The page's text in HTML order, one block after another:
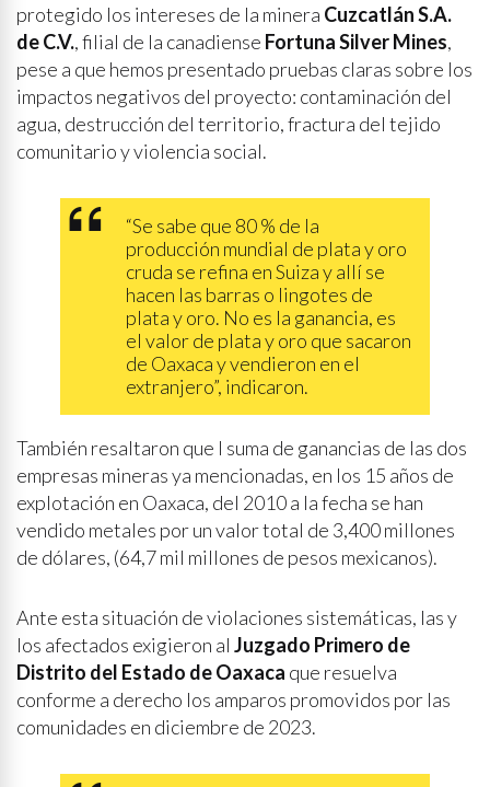
protegido los intereses de la minera Cuzcatlán S.A.
de C.V., filial de la canadiense Fortuna Silver Mines,
pese a que hemos presentado pruebas claras sobre los
impactos negativos del proyecto: contaminación del
agua, destrucción del territorio, fractura del tejido
comunitario y violencia social.
“Se sabe que 80 % de la
producción mundial de plata y oro
cruda se refina en Suiza y allí se
hacen las barras o lingotes de
plata y oro. No es la ganancia, es
el valor de plata y oro que sacaron
de Oaxaca y vendieron en el
extranjero”, indicaron.
También resaltaron que l suma de ganancias de las dos
empresas mineras ya mencionadas, en los 15 años de
explotación en Oaxaca, del 2010 a la fecha se han
vendido metales por un valor total de 3,400 millones
de dólares, (64,7 mil millones de pesos mexicanos).
Ante esta situación de violaciones sistemáticas, las y
los afectados exigieron al Juzgado Primero de
Distrito del Estado de Oaxaca que resuelva
conforme a derecho los amparos promovidos por las
comunidades en diciembre de 2023.